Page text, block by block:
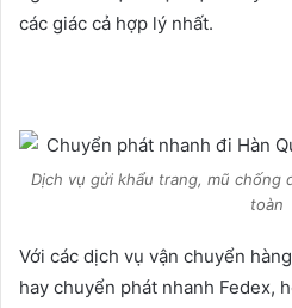
các giác cả hợp lý nhất.
Dịch vụ gửi khẩu trang, mũ chống
toàn
Với các dịch vụ vận chuyển
hay chuyển phát nhanh Fedex,